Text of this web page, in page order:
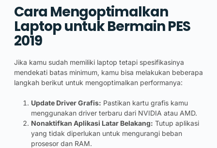
Cara Mengoptimalkan
Laptop untuk Bermain PES
2019
Jika kamu sudah memiliki laptop tetapi spesifikasinya
mendekati batas minimum, kamu bisa melakukan beberapa
langkah berikut untuk mengoptimalkan performanya:
Update Driver Grafis: Pastikan kartu grafis kamu
menggunakan driver terbaru dari NVIDIA atau AMD.
Nonaktifkan Aplikasi Latar Belakang: Tutup aplikasi
yang tidak diperlukan untuk mengurangi beban
prosesor dan RAM.